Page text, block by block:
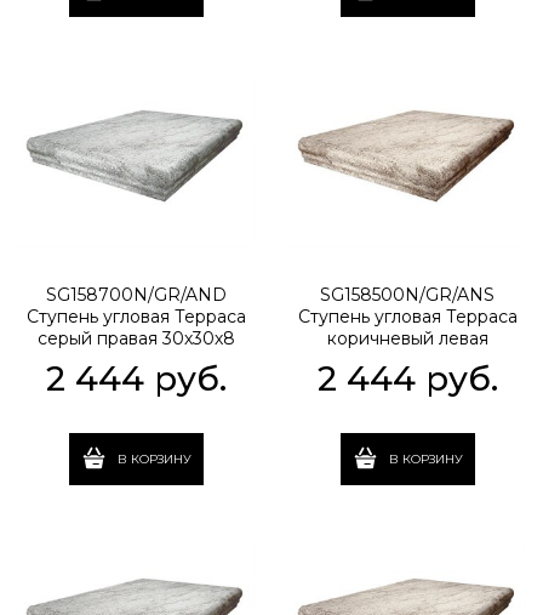
SG158700N/GR/AND
Ступень угловая Терраса
серый правая 30х30х8
2 444 руб.
В КОРЗИНУ
SG158500N/GR/ANS
Ступень угловая Терраса
коричневый левая
2 444 руб.
В КОРЗИНУ